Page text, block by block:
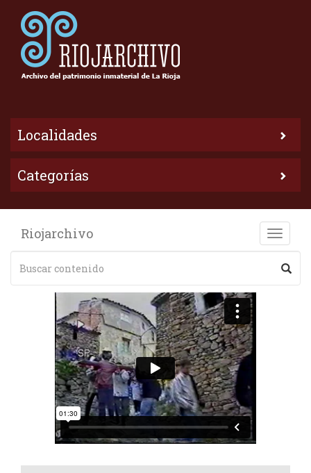
Localidades
Categorías
Toggle
Riojarchivo